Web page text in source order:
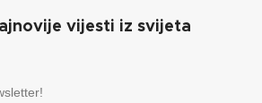
vijesti iz svijeta